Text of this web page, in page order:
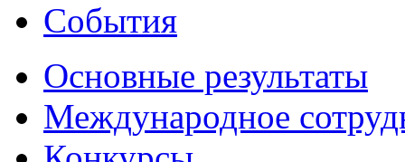
События
Основные результаты
Международное